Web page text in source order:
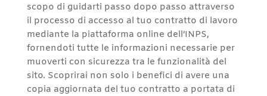
scopo di guidarti passo dopo passo attraverso
il processo di accesso al tuo contratto di lavoro
mediante la piattaforma online dell’INPS,
fornendoti tutte le informazioni necessarie per
muoverti con sicurezza tra le funzionalità del
sito. Scoprirai non solo i benefici di avere una
copia aggiornata del tuo contratto a portata di